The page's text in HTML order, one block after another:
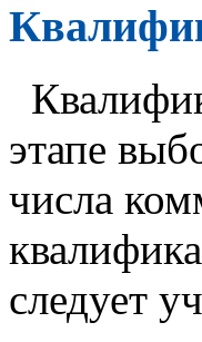
этапе
числа
следует